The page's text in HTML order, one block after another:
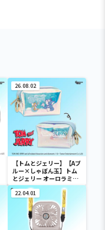
26.08.02
【トムとジェリー】【Aブ
ルー×しゃぼん玉】トム
とジェリー オーロラミニ
ポーチ
22.04.01